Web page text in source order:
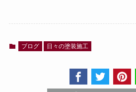
ブログ 日々の塗装施工